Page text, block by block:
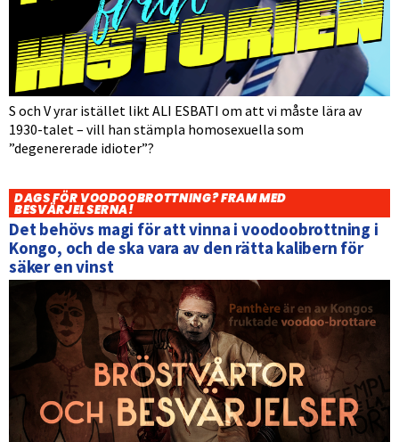
S och V yrar istället likt ALI ESBATI om att vi måste lära av
1930-talet – vill han stämpla homosexuella som
”degenererade idioter”?
DAGS FÖR VOODOOBROTTNING? FRAM MED
BESVÄRJELSERNA!
Det behövs magi för att vinna i voodoobrottning i
Kongo, och de ska vara av den rätta kalibern för
säker en vinst